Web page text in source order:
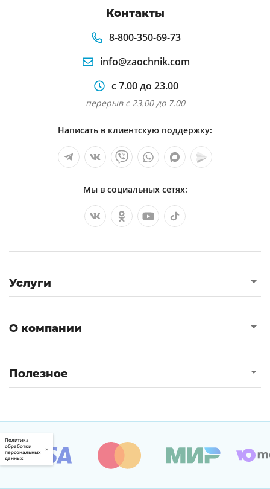
Контакты
8-800-350-69-73
info@zaochnik.com
с 7.00 до 23.00
перерыв с 23.00 до 7.00
Написать в клиентскую поддержку:
Мы в социальных сетях:
Услуги
О компании
Полезное
Политика
обработки
персональных
данных
×